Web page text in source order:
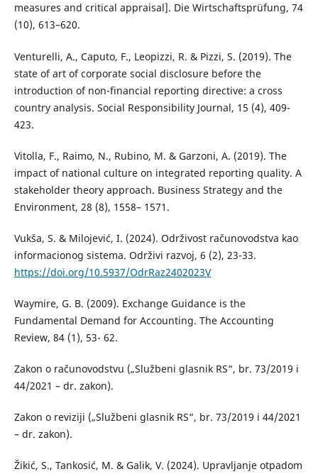
measures and critical appraisal]. Die Wirtschaftsprüfung, 74
(10), 613–620.
Venturelli, A., Caputo, F., Leopizzi, R. & Pizzi, S. (2019). The
state of art of corporate social disclosure before the
introduction of non-financial reporting directive: a cross
country analysis. Social Responsibility Journal, 15 (4), 409-
423.
Vitolla, F., Raimo, N., Rubino, M. & Garzoni, A. (2019). The
impact of national culture on integrated reporting quality. A
stakeholder theory approach. Business Strategy and the
Environment, 28 (8), 1558– 1571.
Vukša, S. & Milojević, I. (2024). Održivost računovodstva kao
informacionog sistema. Održivi razvoj, 6 (2), 23-33.
https://doi.org/10.5937/OdrRaz2402023V
Waymire, G. B. (2009). Exchange Guidance is the
Fundamental Demand for Accounting. The Accounting
Review, 84 (1), 53- 62.
Zakon o računovodstvu („Službeni glasnik RS“, br. 73/2019 i
44/2021 – dr. zakon).
Zakon o reviziji („Službeni glasnik RS“, br. 73/2019 i 44/2021
– dr. zakon).
Žikić, S., Tankosić, M. & Galik, V. (2024). Upravljanje otpadom